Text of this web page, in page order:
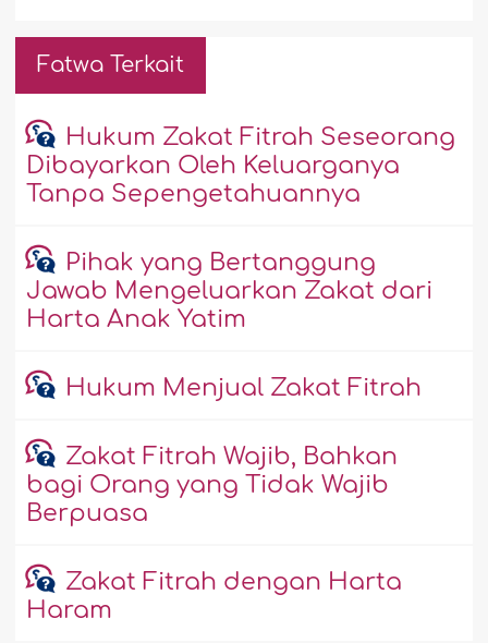
Fatwa Terkait
Hukum Zakat Fitrah Seseorang
Dibayarkan Oleh Keluarganya
Tanpa Sepengetahuannya
Pihak yang Bertanggung
Jawab Mengeluarkan Zakat dari
Harta Anak Yatim
Hukum Menjual Zakat Fitrah
Zakat Fitrah Wajib, Bahkan
bagi Orang yang Tidak Wajib
Berpuasa
Zakat Fitrah dengan Harta
Haram